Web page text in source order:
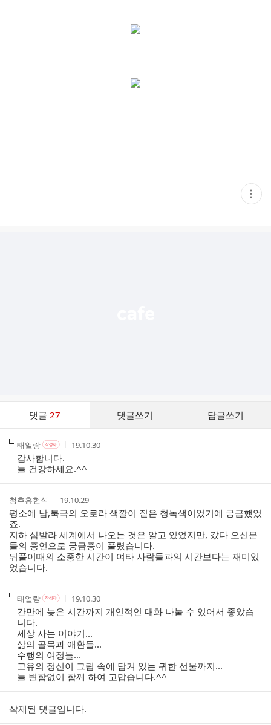
현
재
댓글27 댓글쓰기 답글쓰기
트
작
성
자
태얼랑작
성
자
본
인
부
작
성
자
작
시
간
19.10.30
감사합니다.
늘 건강하세요.^^
작
성
자
청추홍현석
작
성
시
간
19.10.29
평소에 남,북극의 오로라 색깔이 짙은 청녹색이었기에 궁금했었
죠.
지하 샴발라 세계에서 나오는 것은 알고 있었지만, 갔다 오신분
들의 증언으로 궁금증이 풀렸습니다.
뒤풀이때의 소중한 시간이 여타 사람들과의 시간보다는 재미있
었습니다.
작
성
자
태얼랑작
성
자
본
인
여
부
작
성
자
작
성
시
간
19.10.30
간만에 늦은 시간까지 개인적인 대화 나눌 수 있어서 좋았습
니다.
세상 사는 이야기...
삶의 골목과 애환들...
수행의 여정들...
고유의 정신이 그림 속에 담겨 있는 귀한 선물까지...
늘 변함없이 함께 하여 고맙습니다.^^
삭제된 댓글입니다.